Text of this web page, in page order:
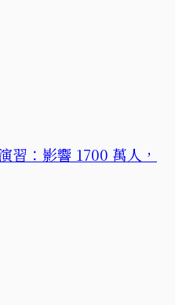
習：影響 1700 萬人，